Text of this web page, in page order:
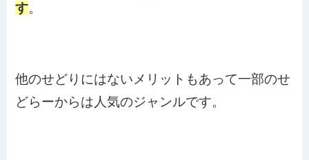
す。
他のせどりにはないメリットもあって一部のせ
どらーからは人気のジャンルです。